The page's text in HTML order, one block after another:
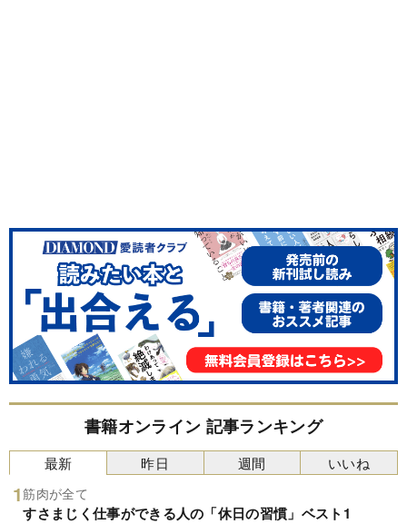
書籍オンライン 記事ランキング
最新
筋肉が全て
すさまじく仕事ができる人の「休日の習慣」ベスト1
昨日 週間 いいね